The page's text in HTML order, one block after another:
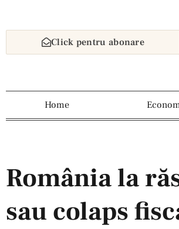
Click pentru abonare
Home
România la
sau colaps